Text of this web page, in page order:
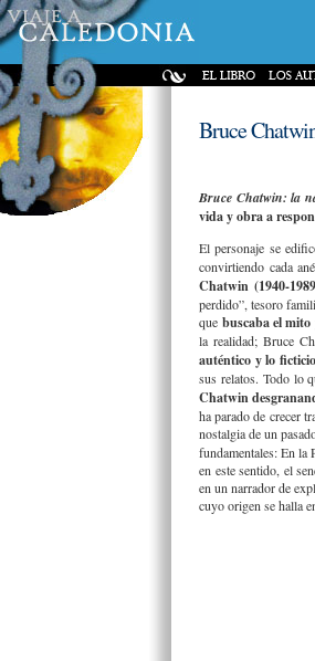
Bruce
Bruce Chatwin: la
vida y obra a
El personaje se
convirtiendo cada
Chatwin (1940-
perdido”, tesoro
quebuscaba el mito
la realidad; Bruce
auténtico y lo
sus relatos. Todo lo
Chatwin
ha parado de crecer
nostalgia de un
fundamentales: En
en este sentido, el
en un narrador de
cuyo origen se halla